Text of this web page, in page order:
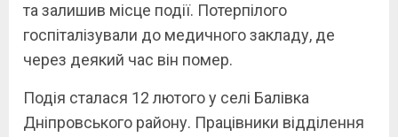
та залишив місце події. Потерпілого
госпіталізували до медичного закладу, де
через деякий час він помер.
Подія сталася 12 лютого у селі Балівка
Дніпровського району. Працівники відділення